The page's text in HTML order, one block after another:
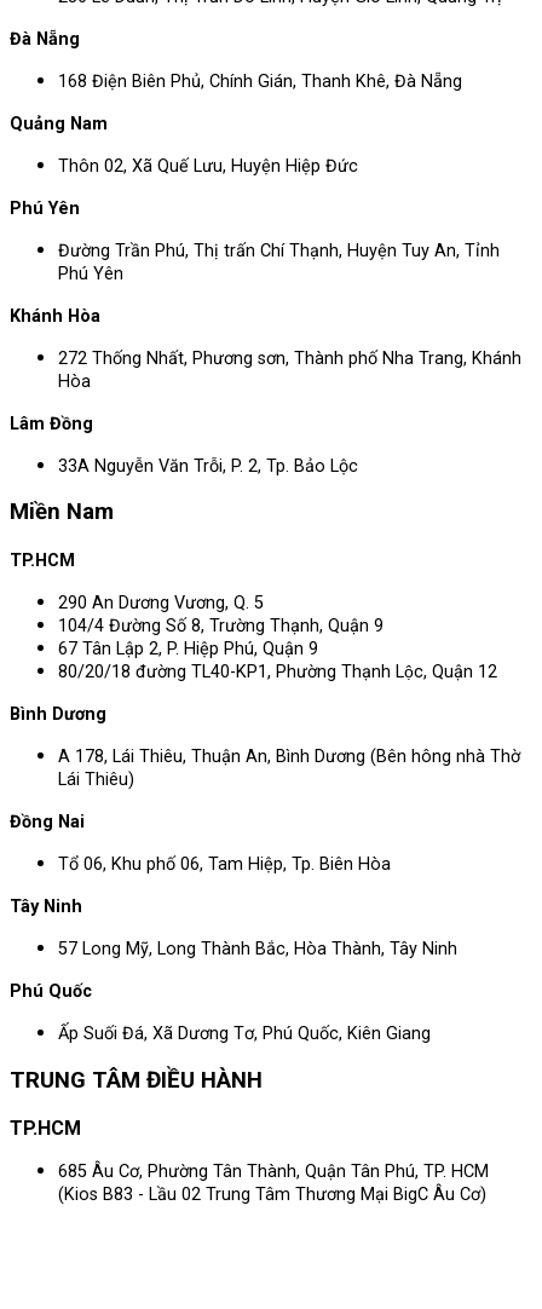
Đà Nẵng
168 Điện Biên Phủ, Chính Gián, Thanh Khê, Đà Nẵng
Quảng Nam
Thôn 02, Xã Quế Lưu, Huyện Hiệp Đức
Phú Yên
Đường Trần Phú, Thị trấn Chí Thạnh, Huyện Tuy An, Tỉnh
Phú Yên
Khánh Hòa
272 Thống Nhất, Phương sơn, Thành phố Nha Trang, Khánh
Hòa
Lâm Đồng
33A Nguyễn Văn Trỗi, P. 2, Tp. Bảo Lộc
Miền Nam
TP.HCM
290 An Dương Vương, Q. 5
104/4 Đường Số 8, Trường Thạnh, Quận 9
67 Tân Lập 2, P. Hiệp Phú, Quận 9
80/20/18 đường TL40-KP1, Phường Thạnh Lộc, Quận 12
Bình Dương
A 178, Lái Thiêu, Thuận An, Bình Dương (Bên hông nhà Thờ
Lái Thiêu)
Đồng Nai
Tổ 06, Khu phố 06, Tam Hiệp, Tp. Biên Hòa
Tây Ninh
57 Long Mỹ, Long Thành Bắc, Hòa Thành, Tây Ninh
Phú Quốc
Ấp Suối Đá, Xã Dương Tơ, Phú Quốc, Kiên Giang
TRUNG TÂM ĐIỀU HÀNH
TP.HCM
685 Âu Cơ, Phường Tân Thành, Quận Tân Phú, TP. HCM
(Kios B83 - Lầu 02 Trung Tâm Thương Mại BigC Âu Cơ)